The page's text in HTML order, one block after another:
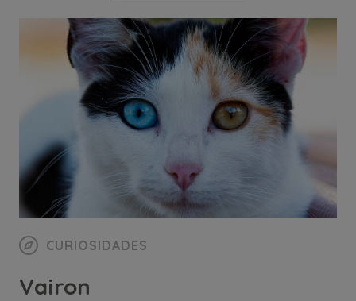
CURIOSIDADES
Vairon